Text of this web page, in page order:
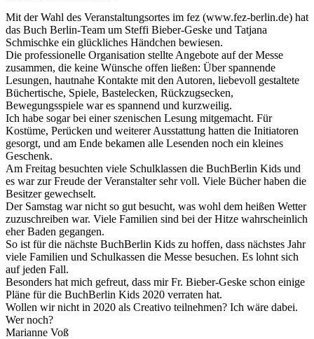
Mit der Wahl des Veranstaltungsortes im fez (www.fez-berlin.de) hat
das Buch Berlin-Team um Steffi Bieber-Geske und Tatjana
Schmischke ein glückliches Händchen bewiesen.
Die professionelle Organisation stellte Angebote auf der Messe
zusammen, die keine Wünsche offen ließen: Über spannende
Lesungen, hautnahe Kontakte mit den Autoren, liebevoll gestaltete
Büchertische, Spiele, Bastelecken, Rückzugs­ecken,
Bewegungsspiele war es spannend und kurzweilig.
Ich habe sogar bei einer szenischen Lesung mitgemacht. Für
Kostüme, Perücken und wei­terer Ausstattung hatten die Initiatoren
gesorgt, und am Ende bekamen alle Lesenden noch ein kleines
Geschenk.
Am Freitag besuchten viele Schulklassen die BuchBerlin Kids und
es war zur Freude der Ver­anstalter sehr voll. Viele Bücher haben die
Besitzer gewechselt.
Der Samstag war nicht so gut besucht, was wohl dem heißen Wetter
zuzuschreiben war. Viele Familien sind bei der Hitze wahrscheinlich
eher Baden gegangen.
So ist für die nächste BuchBerlin Kids zu hoffen, dass nächstes Jahr
viele Familien und Schulkassen die Messe besuchen. Es lohnt sich
auf jeden Fall.
Besonders hat mich gefreut, dass mir Fr. Bieber-Geske schon einige
Pläne für die BuchBerlin Kids 2020 verraten hat.
Wollen wir nicht in 2020 als Creativo teilnehmen? Ich wäre dabei.
Wer noch?
Marianne Voß